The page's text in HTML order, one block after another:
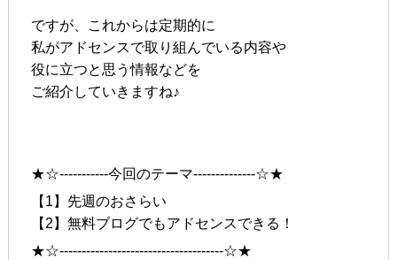
ですが、これからは定期的に
私がアドセンスで取り組んでいる内容や
役に立つと思う情報などを
ご紹介していきますね♪
★☆-----------今回のテーマ--------------☆★
【1】先週のおさらい
【2】無料ブログでもアドセンスできる！
★☆-------------------------------------☆★